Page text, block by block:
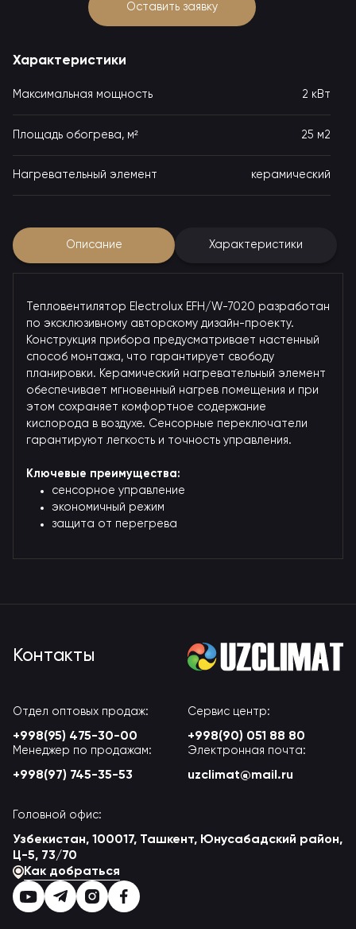
Оставить заявку
Характеристики
Максимальная мощность 2 кВт
Площадь обогрева, м² 25 м2
Нагревательный элемент керамический
Описание Характеристики
Тепловентилятор Electrolux EFH/W-7020 разработан
по эксклюзивному авторскому дизайн-проекту.
Конструкция прибора предусматривает настенный
способ монтажа, что гарантирует свободу
планировки. Керамический нагревательный элемент
обеспечивает мгновенный нагрев помещения и при
этом сохраняет комфортное содержание
кислорода в воздухе. Сенсорные переключатели
гарантируют легкость и точность управления.
Ключевые преимущества:
сенсорное управление
экономичный режим
защита от перегрева
Контакты
Отдел оптовых продаж:
+998(95) 475-30-00
Сервис центр:
+998(90) 051 88 80
Менеджер по продажам:
+998(97) 745-35-53
Электронная почта:
uzclimat@mail.ru
Головной офис:
Узбекистан, 100017, Ташкент, Юнусабадский район,
Ц-5, 73/70
Как добраться